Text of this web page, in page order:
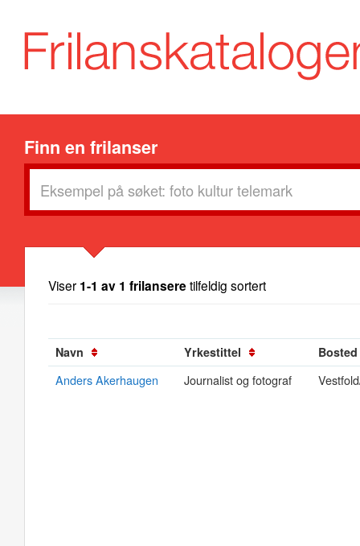
Finn en frilanser
Viser 1-1 av 1 frilanseretilfeldig sortert
Navn Yrkestittel Bosted
Anders Akerhaugen Journalist og fotograf